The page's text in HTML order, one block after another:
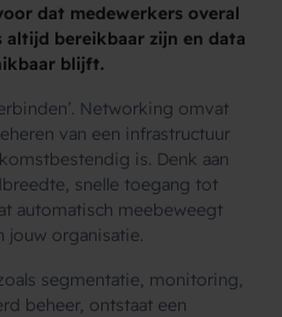
dat medewerkers overal
bereikbaar zijn en data
blijft.
Networking omvat
van een infrastructuur
is. Denk aan
snelle toegang tot
automatisch meebeweegt
jouw organisatie.
segmentatie, monitoring,
beheer, ontstaat een